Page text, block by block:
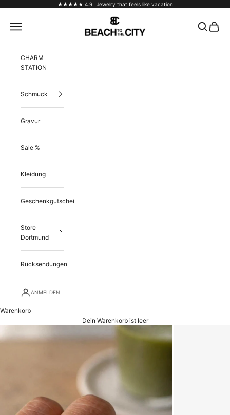
★★★★★ 4.9 | Jewelry that feels like vacation
Beach to the City
Menü Suchen
CHARM
STATION
Schmuck
Gravur
Sale %
Kleidung
Geschenkgutschein
Store
Dortmund
Rücksendungen
ANMELDEN
Warenkorb
Dein Warenkorb ist leer